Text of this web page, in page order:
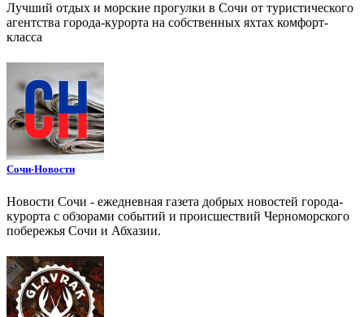
Лучший отдых и морские прогулки в Сочи от туристического
агентства города-курорта на собственных яхтах комфорт-
класса
Сочи-Новости
Новости Сочи - ежедневная газета добрых новостей города-
курорта с обзорами событий и происшествий Черноморского
побережья Сочи и Абхазии.